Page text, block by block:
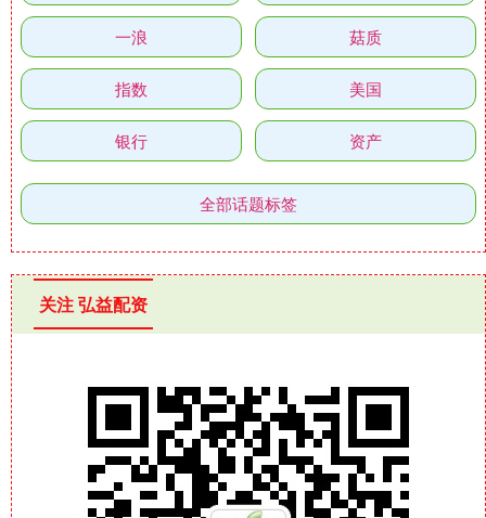
一浪 菇质
指数 美国
银行 资产
全部话题标签
关注 弘益配资